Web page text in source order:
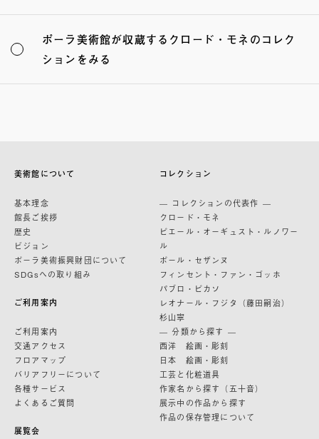
ポーラ美術館が収蔵するクロード・モネのコレク
ションをみる
美術館について
基本理念
館長ご挨拶
歴史
ビジョン
ポーラ美術振興財団について
SDGsへの取り組み
ご利用案内
ご利用案内
交通アクセス
フロアマップ
バリアフリーについて
各種サービス
よくあるご質問
展覧会
コレクション
— コレクションの代表作 —
クロード・モネ
ピエール・オーギュスト・ルノワー
ル
ポール・セザンヌ
フィンセント・ファン・ゴッホ
パブロ・ピカソ
レオナール・フジタ（藤田嗣治）
杉山寧
— 分類から探す —
西洋 絵画・彫刻
日本 絵画・彫刻
工芸と化粧道具
作家名から探す（五十音）
展示中の作品から探す
作品の保存管理について